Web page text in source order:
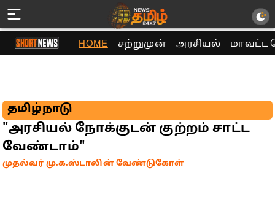
HOME சற்றுமுன் அரசியல் மாவட்ட
தமிழ்நாடு
"அரசியல் நோக்குடன் குற்றம் சாட்ட
வேண்டாம்"
முதல்வர் மு.க.ஸ்டாலின் வேண்டுகோள்